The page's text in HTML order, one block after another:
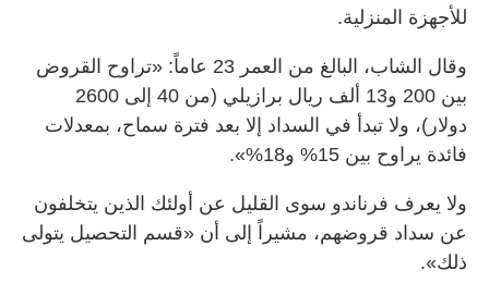
للأجهزة المنزلية.
وقال الشاب، البالغ من العمر 23 عاماً: «تراوح القروض
بين 200 و13 ألف ريال برازيلي (من 40 إلى 2600
دولار)، ولا تبدأ في السداد إلا بعد فترة سماح، بمعدلات
فائدة يراوح بين 15% و18%».
ولا يعرف فرناندو سوى القليل عن أولئك الذين يتخلفون
عن سداد قروضهم، مشيراً إلى أن «قسم التحصيل يتولى
ذلك».